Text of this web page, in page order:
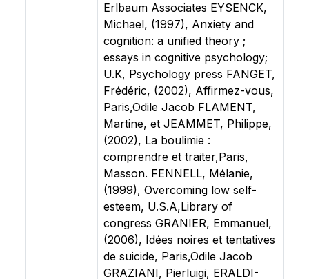
Erlbaum Associates EYSENCK,
Michael, (1997), Anxiety and
cognition: a unified theory ;
essays in cognitive psychology;
U.K, Psychology press FANGET,
Frédéric, (2002), Affirmez-vous,
Paris,Odile Jacob FLAMENT,
Martine, et JEAMMET, Philippe,
(2002), La boulimie :
comprendre et traiter,Paris,
Masson. FENNELL, Mélanie,
(1999), Overcoming low self-
esteem, U.S.A,Library of
congress GRANIER, Emmanuel,
(2006), Idées noires et tentatives
de suicide, Paris,Odile Jacob
GRAZIANI, Pierluigi, ERALDI-